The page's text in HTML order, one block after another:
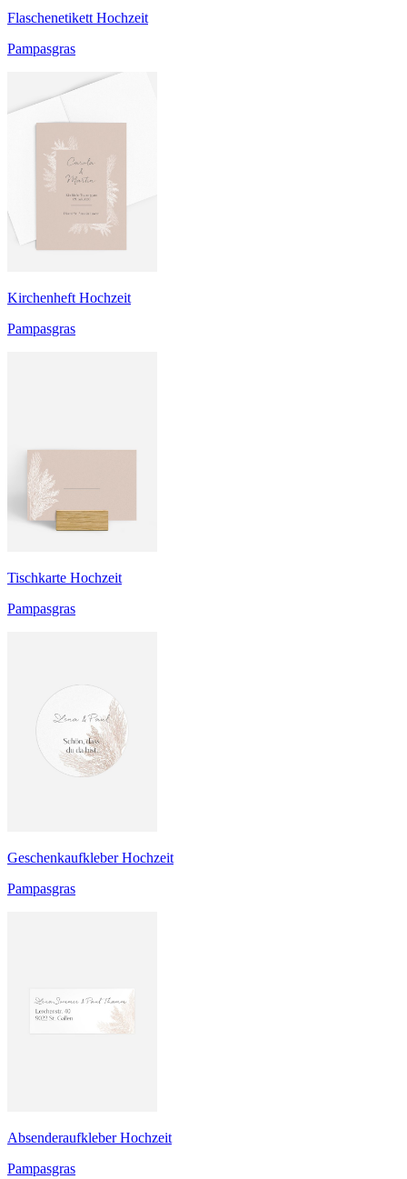
Flaschenetikett Hochzeit
Pampasgras
Kirchenheft Hochzeit
Pampasgras
Tischkarte Hochzeit
Pampasgras
Geschenkaufkleber Hochzeit
Pampasgras
Absenderaufkleber Hochzeit
Pampasgras